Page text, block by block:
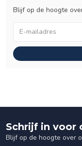
Blijf op de hoogte
Schrijf in voor
Blijf op de hoogte over